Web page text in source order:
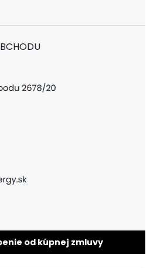
od kúpnej zmluvy